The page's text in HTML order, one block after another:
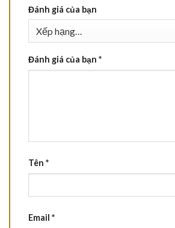
Đánh giá của bạn
Đánh giá của bạn *
Tên *
Email *